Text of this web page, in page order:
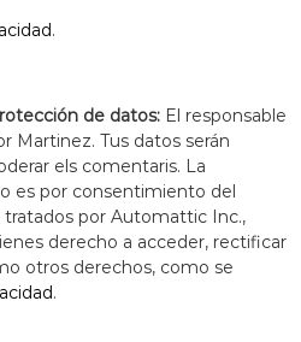
.
de datos: El responsable
Martinez. Tus datos serán
els comentaris. La
es por consentimiento del
tratados por Automattic Inc.,
derecho a acceder, rectificar
otros derechos, como se
.